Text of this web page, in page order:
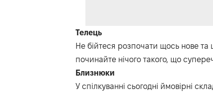
Телець
Не бійтеся розпочати щось нове та
починайте нічого такого, що
Близнюки
У спілкуванні сьогодні ймовірні